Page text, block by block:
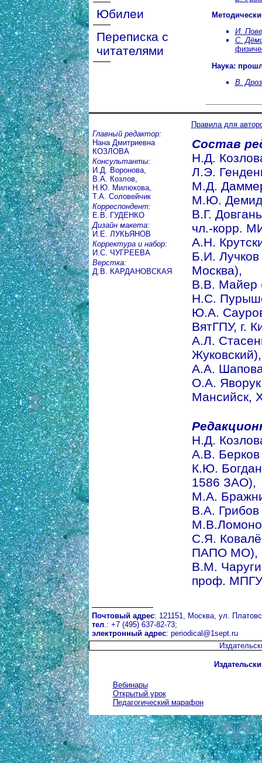
Юбилеи
Переписка с
читателями
И.
С.
Наука:
В.
Главный редактор:
Нана Дмитриевна
КОЗЛОВА
Консультанты:
И.Д. Воронова,
В.А. Козлов,
Н.Ю. Милюкова,
Т.А. Соловейчик
Корреспондент:
Е.В. ГУДЕНКО
Дизайн макета:
И.Е. ЛУКЬЯНОВ
Корректура и набор:
И.С. ЧУГРЕЕВА
Верстка:
Д.В. КАРДАНОВСКАЯ
Правила для
Состав
Н.Д.
Л.Э.
М.Д.
М.Ю.
В.Г.
чл.-корр.
А.Н.
Б.И.
Москва),
В.В. Майер
Н.С.
Ю.А.
ВятГПУ, г.
А.Л.
Жуковский),
А.А.
О.А.
Мансийск,
Н.Д.
А.В.
К.Ю.
1586 ЗАО),
М.А.
В.А.
С.Я.
ПАПО МО),
В.М.
проф.
Почтовый адрес: 121151, Москва, ул.
тел.: +7 (495) 637-82-73;
электронный адрес: periodical@1sept.ru
Вебинары
Открытый урок
Педагогический марафон